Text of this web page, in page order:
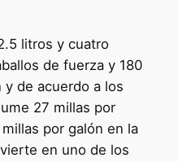
litros y cuatro
de fuerza y 180
de acuerdo a los
27 millas por
por galón en la
en uno de los